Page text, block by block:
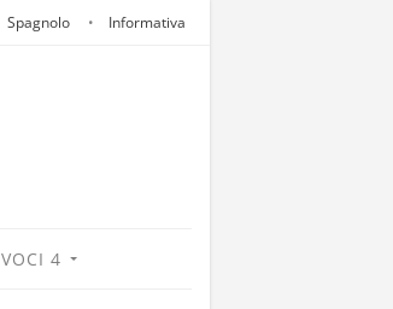
Spagnolo Informativa
VOCI 4